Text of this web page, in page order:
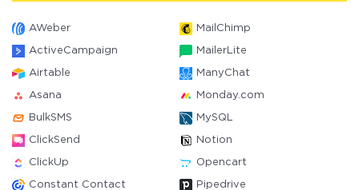
AWeber MailChimp
ActiveCampaign MailerLite
Airtable ManyChat
Asana Monday.com
BulkSMS MySQL
ClickSend Notion
ClickUp Opencart
Constant Contact Pipedrive